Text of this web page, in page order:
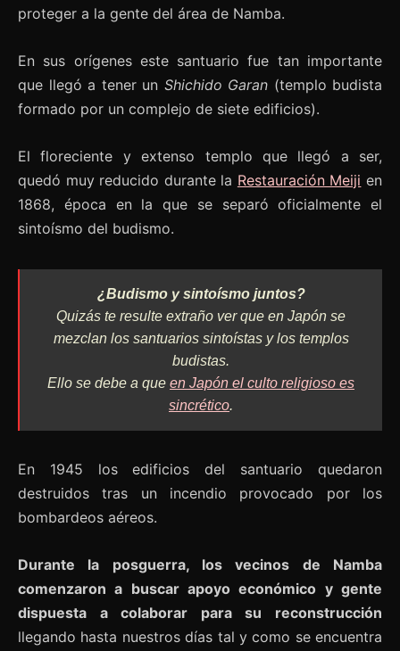
proteger a la gente del área de Namba.
En sus orígenes este santuario fue tan importante
que llegó a tener un Shichido Garan (templo budista
formado por un complejo de siete edificios).
El floreciente y extenso templo que llegó a ser,
quedó muy reducido durante la Restauración Meiji en
1868, época en la que se separó oficialmente el
sintoísmo del budismo.
¿Budismo y sintoísmo juntos?
Quizás te resulte extraño ver que en Japón se
mezclan los santuarios sintoístas y los templos
budistas.
Ello se debe a que en Japón el culto religioso es
sincrético.
En 1945 los edificios del santuario quedaron
destruidos tras un incendio provocado por los
bombardeos aéreos.
Durante la posguerra, los vecinos de Namba
comenzaron a buscar apoyo económico y gente
dispuesta a colaborar para su reconstrucción
llegando hasta nuestros días tal y como se encuentra